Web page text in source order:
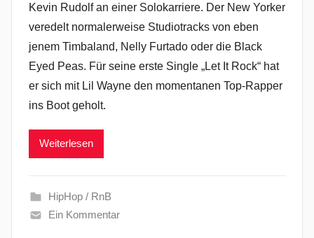
Kevin Rudolf an einer Solokarriere. Der New Yorker
veredelt normalerweise Studiotracks von eben
jenem Timbaland, Nelly Furtado oder die Black
Eyed Peas. Für seine erste Single „Let It Rock“ hat
er sich mit Lil Wayne den momentanen Top-Rapper
ins Boot geholt.
Weiterlesen
HipHop / RnB
Ein Kommentar